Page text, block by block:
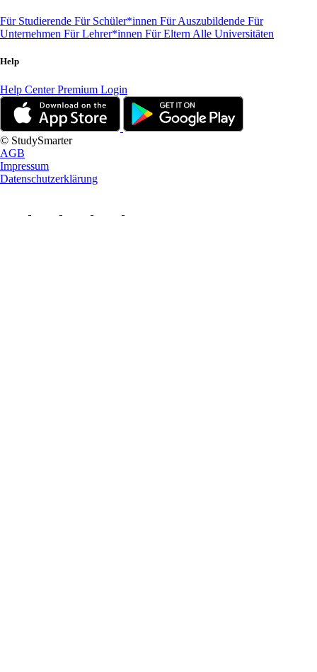
Für Studierende Für Schüler*innen Für Auszubildende Für
Unternehmen Für Lehrer*innen Für Eltern Alle Universitäten
Help
Help CenterPremium Login
© StudySmarter
AGB
Impressum
Datenschutzerklärung